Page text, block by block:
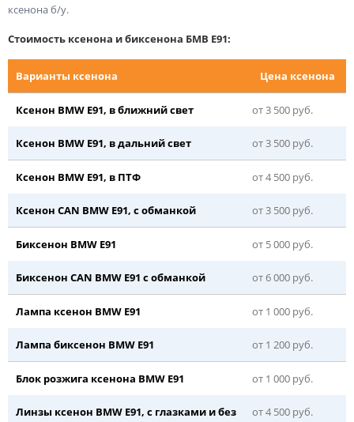
ксенона б/у.
Стоимость ксенона и биксенона БМВ Е91:
Варианты ксенона Цена ксенона
Ксенон BMW E91, в ближний свет от 3 500 руб.
Ксенон BMW E91, в дальний свет от 3 500 руб.
Ксенон BMW E91, в ПТФ от 4 500 руб.
Ксенон CAN BMW E91, с обманкой от 3 500 руб.
Биксенон BMW E91 от 5 000 руб.
Биксенон CAN BMW E91 с обманкой от 6 000 руб.
Лампа ксенон BMW E91 от 1 000 руб.
Лампа биксенон BMW E91 от 1 200 руб.
Блок розжига ксенона BMW E91 от 1 000 руб.
Линзы ксенон BMW E91, с глазками и без от 4 500 руб.